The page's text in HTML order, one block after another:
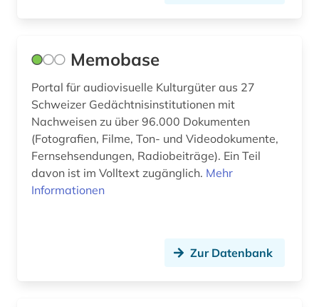
dekorative kunst (1)
demotisch (1)
den haag (3)
dendi (1)
denkmal (6)
Memobase
Portal für audiovisuelle Kulturgüter aus 27
Schweizer Gedächtnisinstitutionen mit
Nachweisen zu über 96.000 Dokumenten
(Fotografien, Filme, Ton- und Videodokumente,
Fernsehsendungen, Radiobeiträge). Ein Teil
davon ist im Volltext zugänglich. Mehr
Informationen
Zur Datenbank